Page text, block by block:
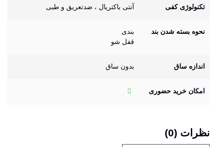
تکنولوژی کفی آنتی باکتریال ، ضدتعریق و طبی
نحوه بسته شدن بند
بندی
قفل شو
اندازه ساق بدون ساق
امکان خرید حضوری
نظرات (0)